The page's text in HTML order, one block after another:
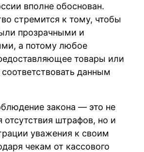
вполне обоснован.
стремится к тому, чтобы
прозрачными и
а потому любое
товары или
данным
закона — это не
отсутствия штрафов, но и
уважения к своим
чекам от кассового